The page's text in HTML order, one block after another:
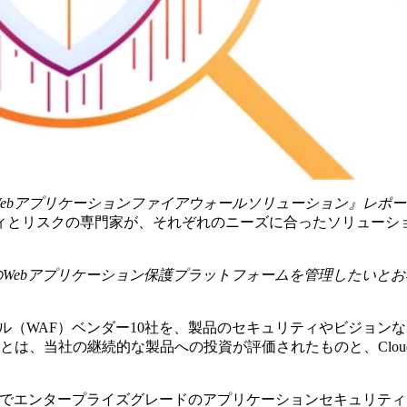
アプリケーションファイアウォールソリューション』レポ
リスクの専門家が、それぞれのニーズに合ったソリューシ
アプリケーション保護プラットフォームを管理したいと
（WAF）ベンダー10社を、製品のセキュリティやビジョン
は、当社の継続的な製品への投資が評価されたものと、
エンタープライズグレードのアプリケーションセキュリテ